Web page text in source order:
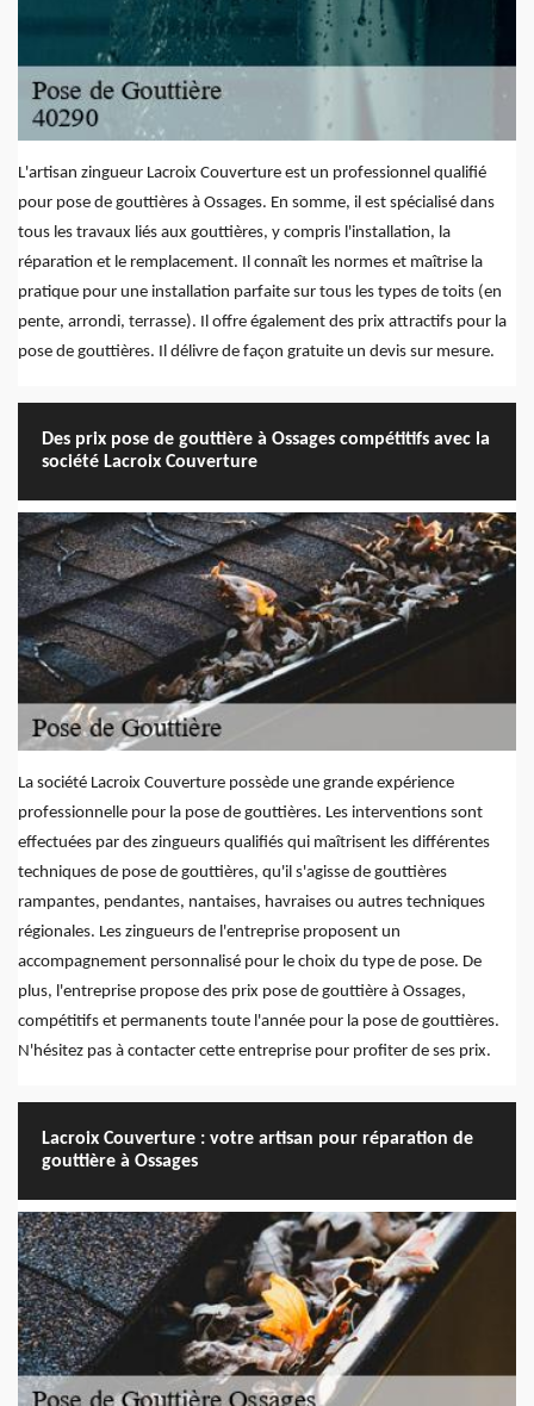
L'artisan zingueur Lacroix Couverture est un professionnel qualifié
pour pose de gouttières à Ossages. En somme, il est spécialisé dans
tous les travaux liés aux gouttières, y compris l'installation, la
réparation et le remplacement. Il connaît les normes et maîtrise la
pratique pour une installation parfaite sur tous les types de toits (en
pente, arrondi, terrasse). Il offre également des prix attractifs pour la
pose de gouttières. Il délivre de façon gratuite un devis sur mesure.
Des prix pose de gouttière à Ossages compétitifs avec la
société Lacroix Couverture
La société Lacroix Couverture possède une grande expérience
professionnelle pour la pose de gouttières. Les interventions sont
effectuées par des zingueurs qualifiés qui maîtrisent les différentes
techniques de pose de gouttières, qu'il s'agisse de gouttières
rampantes, pendantes, nantaises, havraises ou autres techniques
régionales. Les zingueurs de l'entreprise proposent un
accompagnement personnalisé pour le choix du type de pose. De
plus, l'entreprise propose des prix pose de gouttière à Ossages,
compétitifs et permanents toute l'année pour la pose de gouttières.
N'hésitez pas à contacter cette entreprise pour profiter de ses prix.
Lacroix Couverture : votre artisan pour réparation de
gouttière à Ossages